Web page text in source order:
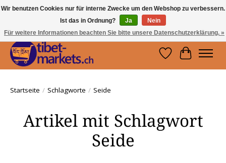
Handwerkskunst vom Dach der Welt.
Holen Sie sich ein Stück Tibet.
Wunschzettel
Ihr
Startseite / Schlagworte / Seide
Artikel mit Schlagwort
Seide
Wir benutzen Cookies nur für interne Zwecke um den Webshop zu verbessern.
Ist das in Ordnung?
Ja
Nein
Für weitere Informationen beachten Sie bitte unsere Datenschutzerklärung. »